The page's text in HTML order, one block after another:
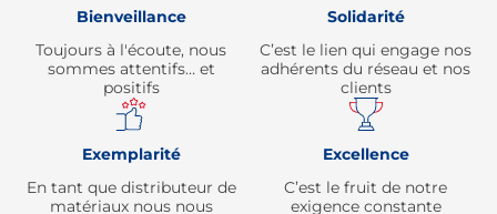
Bienveillance
Toujours à l'écoute, nous
sommes attentifs… et
positifs
Solidarité
C’est le lien qui engage nos
adhérents du réseau et nos
clients
Exemplarité
En tant que distributeur de
matériaux nous nous
Excellence
C’est le fruit de notre
exigence constante